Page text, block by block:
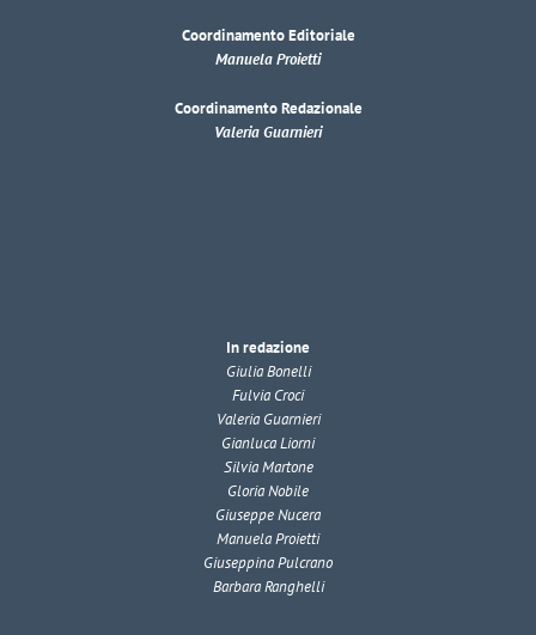
Coordinamento Editoriale
Manuela Proietti
Coordinamento Redazionale
Valeria Guarnieri
In redazione
Giulia Bonelli
Fulvia Croci
Valeria Guarnieri
Gianluca Liorni
Silvia Martone
Gloria Nobile
Giuseppe Nucera
Manuela Proietti
Giuseppina Pulcrano
Barbara Ranghelli